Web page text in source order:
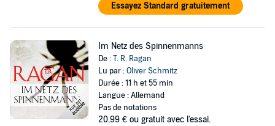
Essayez Standard gratuitement
Im Netz des Spinnenmanns
De :T. R. Ragan
Lu par :Oliver Schmitz
Durée : 11 h et 55 min
Langue : Allemand
Pas de notations
20,99 € ou gratuit avec l'essai.